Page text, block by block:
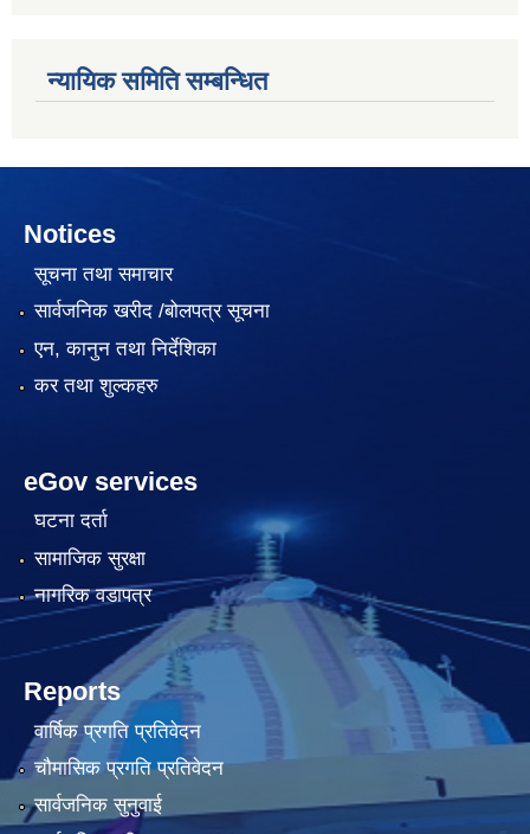
न्यायिक समिति सम्बन्धित
Notices
सूचना तथा समाचार
सार्वजनिक खरीद /बोलपत्र सूचना
एन, कानुन तथा निर्देशिका
कर तथा शुल्कहरु
eGov services
घटना दर्ता
सामाजिक सुरक्षा
नागरिक वडापत्र
Reports
वार्षिक प्रगति प्रतिवेदन
चौमासिक प्रगति प्रतिवेदन
सार्वजनिक सुनुवाई